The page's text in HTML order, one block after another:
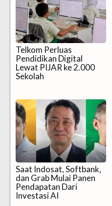
Telkom Perluas
Pendidikan Digital
Lewat PIJAR ke 2.000
Sekolah
Saat Indosat, Softbank,
dan Grab Mulai Panen
Pendapatan Dari
Investasi AI